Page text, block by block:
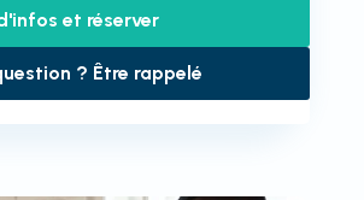
et réserver
? Être rappelé